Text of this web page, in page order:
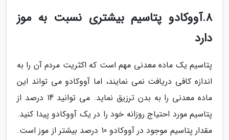
8.آووکادو پتاسیم بیشتری نسبت به موز
دارد
پتاسیم یک ماده معدنی مهم است که اکثریت مردم آن را به
اندازه کافی دریافت نمی نمایند، اما آووکادو می تواند این
ماده معدنی را به بدن ترزیق نماید. می توانید 14 درصد از
پتاسیم مورد احتیاج روزانه خود را در یک آووکادو پیدا کنید.
مقدار پتاسیم موجود در آووکادو 10 درصد بیشتر از موز است.